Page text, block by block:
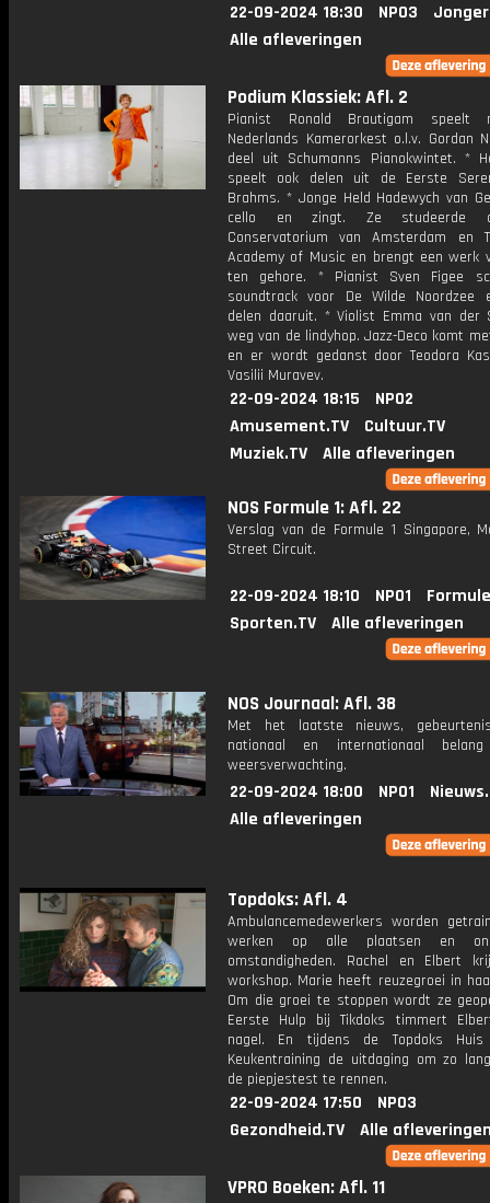
22-09-2024 18:30 NPO3
Alle afleveringen
Podium Klassiek: Afl. 2
Pianist Ronald Brautigam speelt
Nederlands Kamerorkest o.l.v. Gordan
deel uit Schumanns Pianokwintet. *
speelt ook delen uit de Eerste
Brahms. * Jonge Held Hadewych van
cello en zingt. Ze studeerde
Conservatorium van Amsterdam en
Academy of Music en brengt een werk
ten gehore. * Pianist Sven Figee
soundtrack voor De Wilde Noordzee
delen daaruit. * Violist Emma van der
weg van de lindyhop. Jazz-Deco komt
en er wordt gedanst door Teodora
Vasilii Muravev.
22-09-2024 18:15
NPO2
Amusement.TV
Cultuur.TV
Muziek.TV
Alle afleveringen
NOS Formule 1: Afl. 22
Verslag van de Formule 1 Singapore,
Street Circuit.
22-09-2024 18:10 NPO1
Sporten.TV
Alle afleveringen
NOS Journaal: Afl. 38
Met het laatste nieuws,
nationaal en internationaal
weersverwachting.
22-09-2024 18:00 NPO1
Alle afleveringen
Topdoks: Afl. 4
Ambulancemedewerkers worden
werken op alle plaatsen en
omstandigheden. Rachel en Elbert
workshop. Marie heeft reuzegroei in
Om die groei te stoppen wordt ze
Eerste Hulp bij Tikdoks timmert
nagel. En tijdens de Topdoks
Keukentraining de uitdaging om zo
de piepjestest te rennen.
22-09-2024 17:50
NPO3
Gezondheid.TV
Alle
VPRO Boeken: Afl. 11